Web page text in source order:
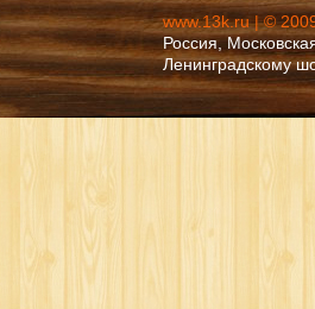
www.13k.ru | ©
Россия,
Ленинградскому